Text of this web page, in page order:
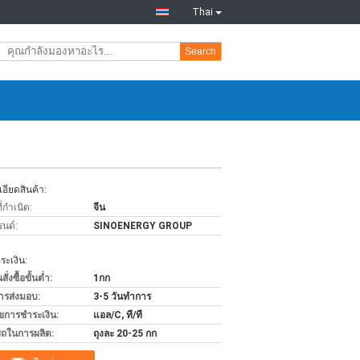
Thai
Search
อียดสินค้า:
ำเนิด:
จีน
นด์:
SINOENERGY GROUP
ะเงิน:
งซื้อขั้นต่ำ:
1กก
รส่งมอบ:
3-5 วันทำการ
การชำระเงิน:
แอล/C, ที/ที
ในการผลิต:
ถุงละ 20-25 กก